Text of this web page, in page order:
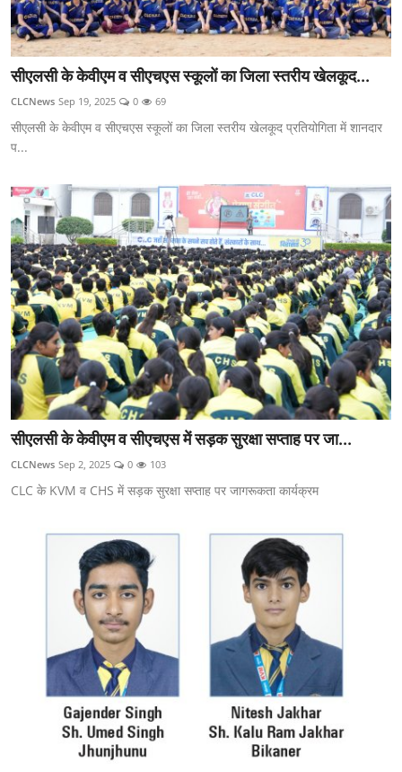
सीएलसी के केवीएम व सीएचएस स्कूलों का जिला स्तरीय खेलकूद...
CLCNews Sep 19, 2025 0 69
सीएलसी के केवीएम व सीएचएस स्कूलों का जिला स्तरीय खेलकूद प्रतियोगिता में शानदार
प...
सीएलसी के केवीएम व सीएचएस में सड़क सुरक्षा सप्ताह पर जा...
CLCNews Sep 2, 2025 0 103
CLC के KVM व CHS में सड़क सुरक्षा सप्ताह पर जागरूकता कार्यक्रम